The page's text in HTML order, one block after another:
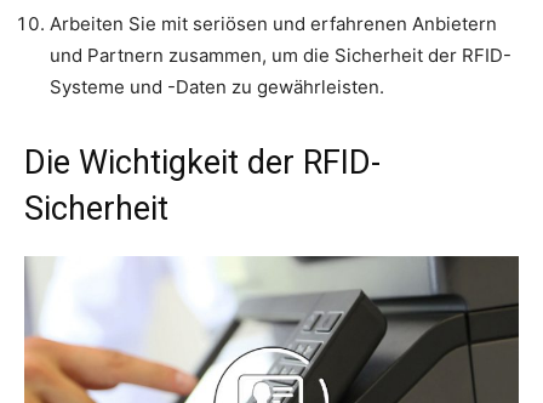
Arbeiten Sie mit seriösen und erfahrenen Anbietern
und Partnern zusammen, um die Sicherheit der RFID-
Systeme und -Daten zu gewährleisten.
Die Wichtigkeit der RFID-
Sicherheit